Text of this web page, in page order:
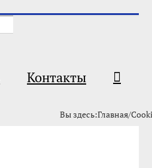
Контакты
Вы здесь:Главная/